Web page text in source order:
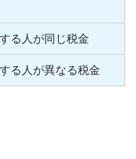
る人が同じ税金
る人が異なる税金